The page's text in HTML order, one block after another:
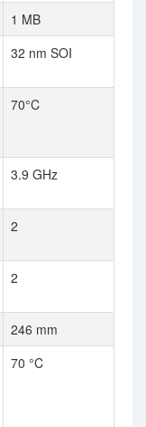
1 MB
32 nm SOI
70°C
3.9 GHz
2
2
246 mm
70 °C